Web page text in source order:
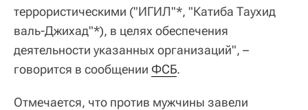
террористическими ("ИГИЛ"*, "Катиба Таухид
валь-Джихад"*), в целях обеспечения
деятельности указанных организаций", –
говорится в сообщении ФСБ.
Отмечается, что против мужчины завели